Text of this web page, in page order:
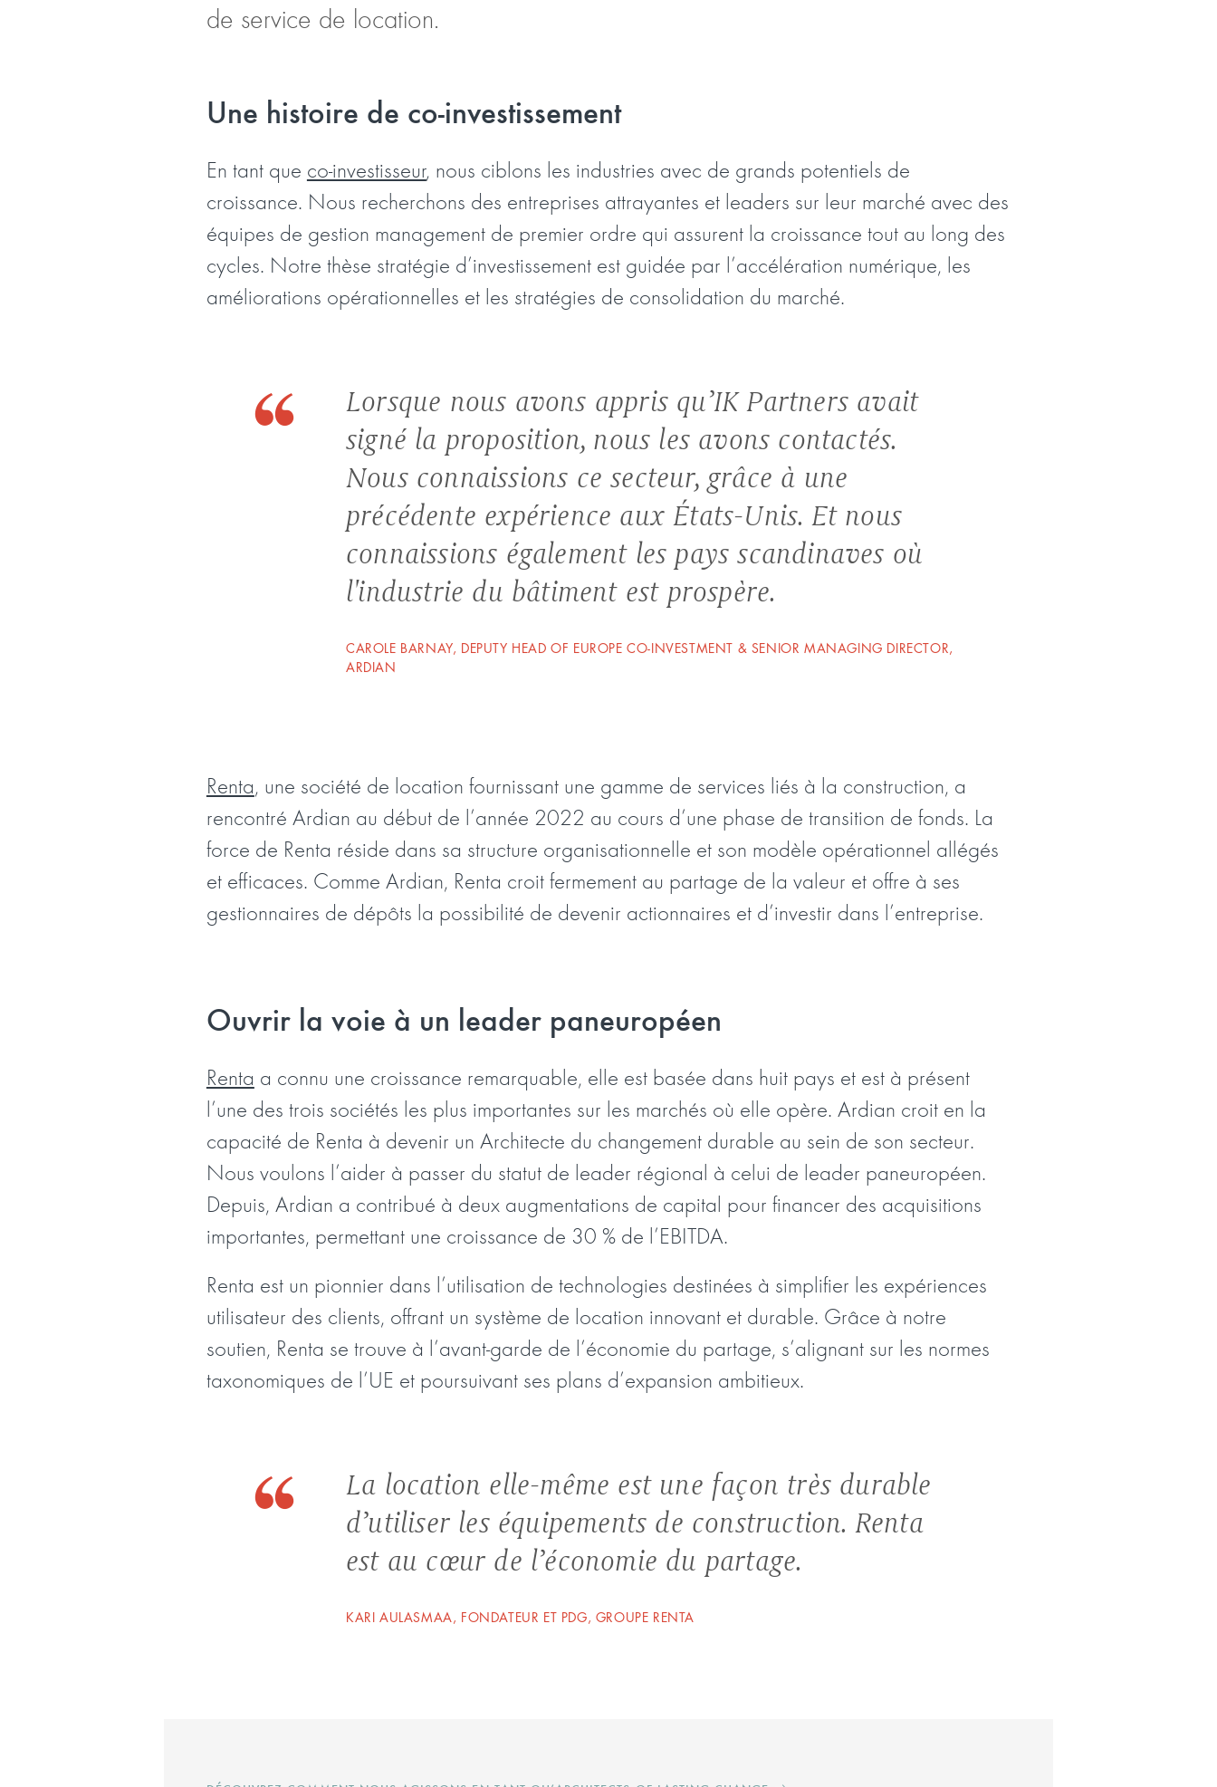
de service de location.
Une histoire de co-investissement
En tant que co-investisseur, nous ciblons les industries avec de grands potentiels de
croissance. Nous recherchons des entreprises attrayantes et leaders sur leur marché avec des
équipes de gestion management de premier ordre qui assurent la croissance tout au long des
cycles. Notre thèse stratégie d’investissement est guidée par l’accélération numérique, les
améliorations opérationnelles et les stratégies de consolidation du marché.
Lorsque nous avons appris qu’IK Partners avait
signé la proposition, nous les avons contactés.
Nous connaissions ce secteur, grâce à une
précédente expérience aux États-Unis. Et nous
connaissions également les pays scandinaves où
l'industrie du bâtiment est prospère.
CAROLE BARNAY, DEPUTY HEAD OF EUROPE CO-INVESTMENT & SENIOR MANAGING DIRECTOR,
ARDIAN
Renta, une société de location fournissant une gamme de services liés à la construction, a
rencontré Ardian au début de l’année 2022 au cours d’une phase de transition de fonds. La
force de Renta réside dans sa structure organisationnelle et son modèle opérationnel allégés
et efficaces. Comme Ardian, Renta croit fermement au partage de la valeur et offre à ses
gestionnaires de dépôts la possibilité de devenir actionnaires et d’investir dans l’entreprise.
Ouvrir la voie à un leader paneuropéen
Renta a connu une croissance remarquable, elle est basée dans huit pays et est à présent
l’une des trois sociétés les plus importantes sur les marchés où elle opère. Ardian croit en la
capacité de Renta à devenir un Architecte du changement durable au sein de son secteur.
Nous voulons l’aider à passer du statut de leader régional à celui de leader paneuropéen.
Depuis, Ardian a contribué à deux augmentations de capital pour financer des acquisitions
importantes, permettant une croissance de 30 % de l’EBITDA.
Renta est un pionnier dans l’utilisation de technologies destinées à simplifier les expériences
utilisateur des clients, offrant un système de location innovant et durable. Grâce à notre
soutien, Renta se trouve à l’avant-garde de l’économie du partage, s’alignant sur les normes
taxonomiques de l’UE et poursuivant ses plans d’expansion ambitieux.
La location elle-même est une façon très durable
d’utiliser les équipements de construction. Renta
est au cœur de l’économie du partage.
KARI AULASMAA, FONDATEUR ET PDG, GROUPE RENTA